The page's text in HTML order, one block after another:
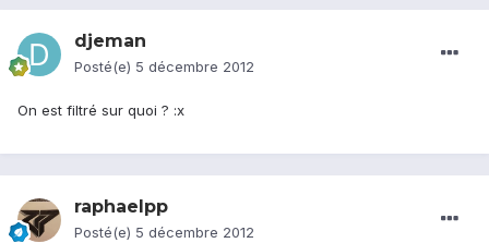
djeman
Posté(e) 5 décembre 2012
On est filtré sur quoi ? :x
raphaelpp
Posté(e) 5 décembre 2012